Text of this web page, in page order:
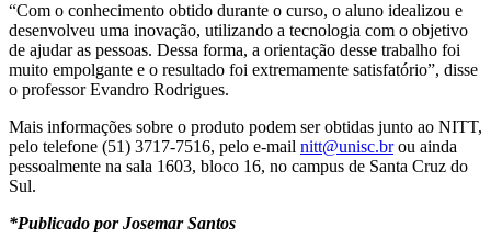
“Com o conhecimento obtido durante o curso, o aluno idealizou e
desenvolveu uma inovação, utilizando a tecnologia com o objetivo
de ajudar as pessoas. Dessa forma, a orientação desse trabalho foi
muito empolgante e o resultado foi extremamente satisfatório”, disse
o professor Evandro Rodrigues.
Mais informações sobre o produto podem ser obtidas junto ao NITT,
pelo telefone (51) 3717-7516, pelo e-mail nitt@unisc.brou ainda
pessoalmente na sala 1603, bloco 16, no campus de Santa Cruz do
Sul.
*Publicado por Josemar Santos